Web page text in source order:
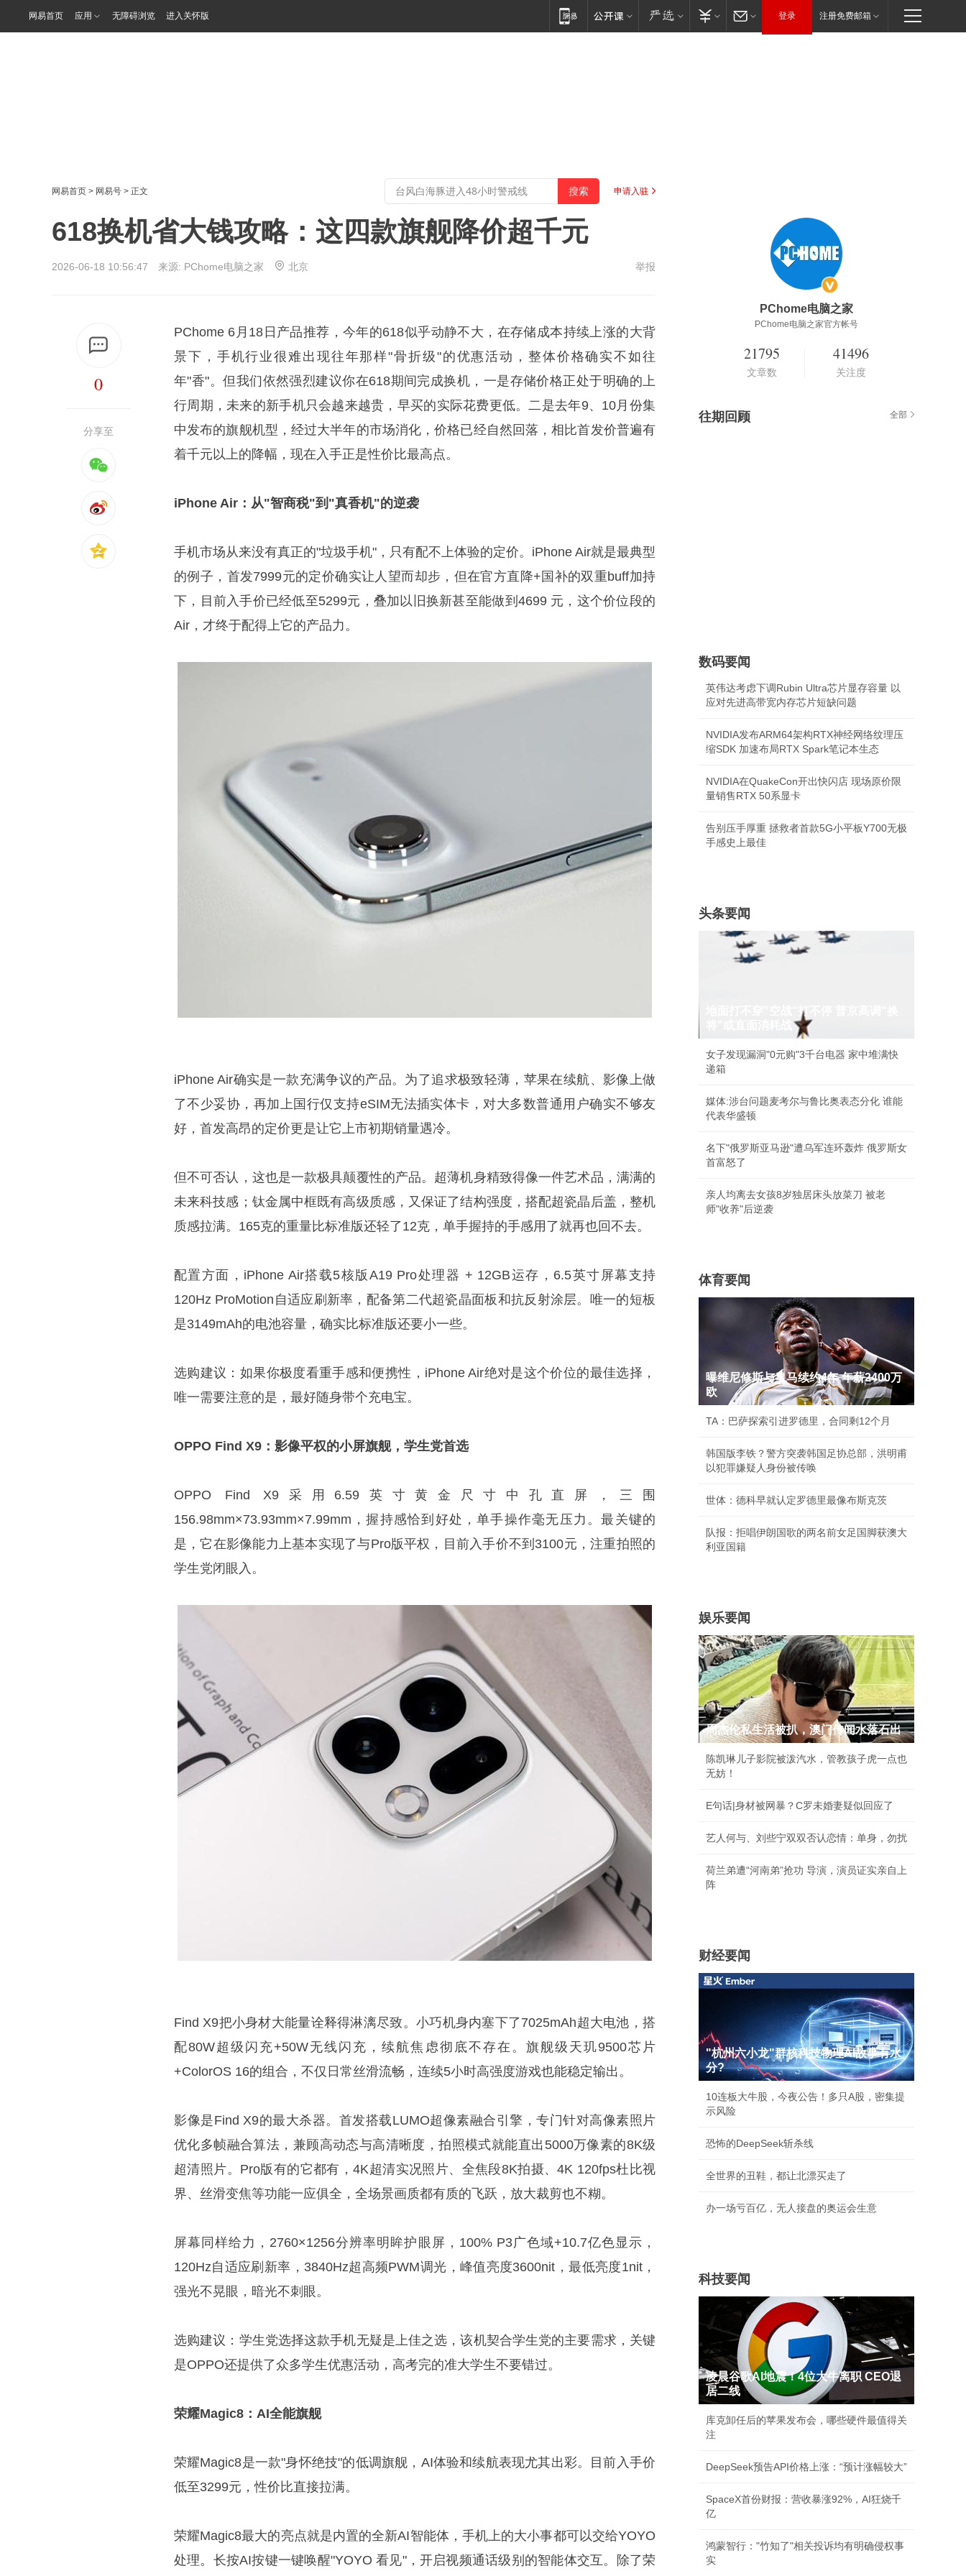
网易首页 应用 无障碍浏览 进入关怀版 登录 注册免费邮箱
网易首页 > 网易号 > 正文 申请入驻
618换机省大钱攻略：这四款旗舰降价超千元
2026-06-18 10:56:47 来源: PChome电脑之家 北京 举报
0
分享至
PChome 6月18日产品推荐，今年的618似乎动静不大，在存储成本持续上涨的大背
景下，手机行业很难出现往年那样"骨折级"的优惠活动，整体价格确实不如往
年"香"。但我们依然强烈建议你在618期间完成换机，一是存储价格正处于明确的上
行周期，未来的新手机只会越来越贵，早买的实际花费更低。二是去年9、10月份集
中发布的旗舰机型，经过大半年的市场消化，价格已经自然回落，相比首发价普遍有
着千元以上的降幅，现在入手正是性价比最高点。
iPhone Air：从"智商税"到"真香机"的逆袭
手机市场从来没有真正的"垃圾手机"，只有配不上体验的定价。iPhone Air就是最典型
的例子，首发7999元的定价确实让人望而却步，但在官方直降+国补的双重buff加持
下，目前入手价已经低至5299元，叠加以旧换新甚至能做到4699 元，这个价位段的
Air，才终于配得上它的产品力。
iPhone Air确实是一款充满争议的产品。为了追求极致轻薄，苹果在续航、影像上做
了不少妥协，再加上国行仅支持eSIM无法插实体卡，对大多数普通用户确实不够友
好，首发高昂的定价更是让它上市初期销量遇冷。
但不可否认，这也是一款极具颠覆性的产品。超薄机身精致得像一件艺术品，满满的
未来科技感；钛金属中框既有高级质感，又保证了结构强度，搭配超瓷晶后盖，整机
质感拉满。165克的重量比标准版还轻了12克，单手握持的手感用了就再也回不去。
配置方面，iPhone Air搭载5核版A19 Pro处理器 + 12GB运存，6.5英寸屏幕支持
120Hz ProMotion自适应刷新率，配备第二代超瓷晶面板和抗反射涂层。唯一的短板
是3149mAh的电池容量，确实比标准版还要小一些。
选购建议：如果你极度看重手感和便携性，iPhone Air绝对是这个价位的最佳选择，
唯一需要注意的是，最好随身带个充电宝。
OPPO Find X9：影像平权的小屏旗舰，学生党首选
OPPO Find X9采用6.59英寸黄金尺寸中孔直屏，三围
156.98mm×73.93mm×7.99mm，握持感恰到好处，单手操作毫无压力。最关键的
是，它在影像能力上基本实现了与Pro版平权，目前入手价不到3100元，注重拍照的
学生党闭眼入。
Find X9把小身材大能量诠释得淋漓尽致。小巧机身内塞下了7025mAh超大电池，搭
配80W超级闪充+50W无线闪充，续航焦虑彻底不存在。旗舰级天玑9500芯片
+ColorOS 16的组合，不仅日常丝滑流畅，连续5小时高强度游戏也能稳定输出。
影像是Find X9的最大杀器。首发搭载LUMO超像素融合引擎，专门针对高像素照片
优化多帧融合算法，兼顾高动态与高清晰度，拍照模式就能直出5000万像素的8K级
超清照片。Pro版有的它都有，4K超清实况照片、全焦段8K拍摄、4K 120fps杜比视
界、丝滑变焦等功能一应俱全，全场景画质都有质的飞跃，放大裁剪也不糊。
屏幕同样给力，2760×1256分辨率明眸护眼屏，100% P3广色域+10.7亿色显示，
120Hz自适应刷新率，3840Hz超高频PWM调光，峰值亮度3600nit，最低亮度1nit，
强光不晃眼，暗光不刺眼。
选购建议：学生党选择这款手机无疑是上佳之选，该机契合学生党的主要需求，关键
是OPPO还提供了众多学生优惠活动，高考完的准大学生不要错过。
荣耀Magic8：AI全能旗舰
荣耀Magic8是一款"身怀绝技"的低调旗舰，AI体验和续航表现尤其出彩。目前入手价
低至3299元，性价比直接拉满。
荣耀Magic8最大的亮点就是内置的全新AI智能体，手机上的大小事都可以交给YOYO
处理。长按AI按键一键唤醒"YOYO 看见"，开启视频通话级别的智能体交互。除了荣
PChome电脑之家
PChome电脑之家官方帐号
21795
文章数
41496
关注度
往期回顾 全部
数码要闻
英伟达考虑下调Rubin Ultra芯片显存容量 以
应对先进高带宽内存芯片短缺问题
NVIDIA发布ARM64架构RTX神经网络纹理压
缩SDK 加速布局RTX Spark笔记本生态
NVIDIA在QuakeCon开出快闪店 现场原价限
量销售RTX 50系显卡
告别压手厚重 拯救者首款5G小平板Y700无极
手感史上最佳
头条要闻
地面打不穿"空战"打不停 普京高调"换
女子发现漏洞"0元购"3千台电器 家中堆满快
递箱
媒体:涉台问题麦考尔与鲁比奥表态分化 谁能
代表华盛顿
名下"俄罗斯亚马逊"遭乌军连环轰炸 俄罗斯女
首富怒了
亲人均离去女孩8岁独居床头放菜刀 被老
师"收养"后逆袭
体育要闻
曝维尼修斯与皇马续约4年 年薪2400万
欧
TA：巴萨探索引进罗德里，合同剩12个月
韩国版李铁？警方突袭韩国足协总部，洪明甫
以犯罪嫌疑人身份被传唤
世体：德科早就认定罗德里最像布斯克茨
队报：拒唱伊朗国歌的两名前女足国脚获澳大
利亚国籍
娱乐要闻
周杰伦私生活被扒，澳门传闻水落石出
陈凯琳儿子影院被泼汽水，管教孩子虎一点也
无妨！
E句话|身材被网暴？C罗未婚妻疑似回应了
艺人何与、刘些宁双双否认恋情：单身，勿扰
荷兰弟遭“河南弟”抢功 导演，演员证实亲自上
阵
财经要闻
"杭州六小龙"群核科技物理AI故事有水
分?
10连板大牛股，今夜公告！多只A股，密集提
示风险
恐怖的DeepSeek斩杀线
全世界的丑鞋，都让北漂买走了
办一场亏百亿，无人接盘的奥运会生意
科技要闻
凌晨谷歌AI地震！4位大牛离职 CEO退
居二线
库克卸任后的苹果发布会，哪些硬件最值得关
注
DeepSeek预告API价格上涨：“预计涨幅较大”
SpaceX首份财报：营收暴涨92%，AI狂烧千
亿
鸿蒙智行："竹知了"相关投诉均有明确侵权事
实